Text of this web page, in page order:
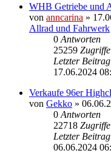
WHB Getriebe und
von anncarina »
Allrad und Fahrwerk
0 Antworten
25259 Zugriffe
Letzter Beitrag
17.06.2024
Verkaufe 96er
von Gekko »
0 Antworten
22718 Zugriffe
Letzter Beitrag
06.06.2024